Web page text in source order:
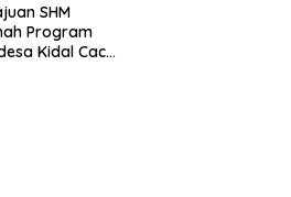
SHM
Program
Kidal Cacat